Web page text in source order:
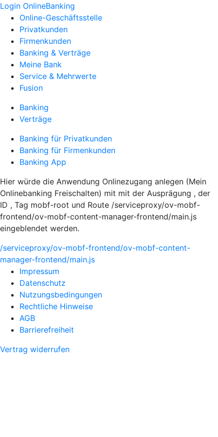
Login OnlineBanking
Online-Geschäftsstelle
Privatkunden
Firmenkunden
Banking & Verträge
Meine Bank
Service & Mehrwerte
Fusion
Banking
Verträge
Banking für Privatkunden
Banking für Firmenkunden
Banking App
Hier würde die Anwendung Onlinezugang anlegen (Mein
Onlinebanking Freischalten) mit mit der Ausprägung , der
ID , Tag mobf-root und Route /serviceproxy/ov-mobf-
frontend/ov-mobf-content-manager-frontend/main.js
eingeblendet werden.
/serviceproxy/ov-mobf-frontend/ov-mobf-content-
manager-frontend/main.js
Impressum
Datenschutz
Nutzungsbedingungen
Rechtliche Hinweise
AGB
Barrierefreiheit
Vertrag widerrufen